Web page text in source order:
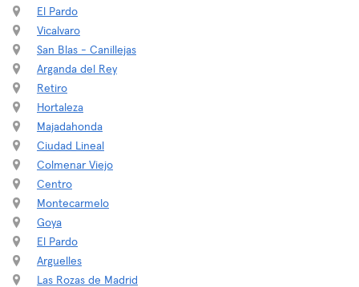
El Pardo
Vicalvaro
San Blas - Canillejas
Arganda del Rey
Retiro
Hortaleza
Majadahonda
Ciudad Lineal
Colmenar Viejo
Centro
Montecarmelo
Goya
El Pardo
Arguelles
Las Rozas de Madrid